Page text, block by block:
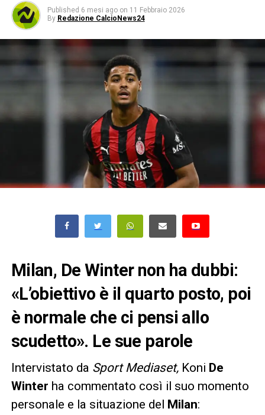
Published 6 mesi ago on 11 Febbraio 2026
By Redazione CalcioNews24
Milan, De Winter non ha dubbi:
«L’obiettivo è il quarto posto, poi
è normale che ci pensi allo
scudetto». Le sue parole
Intervistato da Sport Mediaset,Koni De
Winter ha commentato così il suo momento
personale e la situazione del Milan: